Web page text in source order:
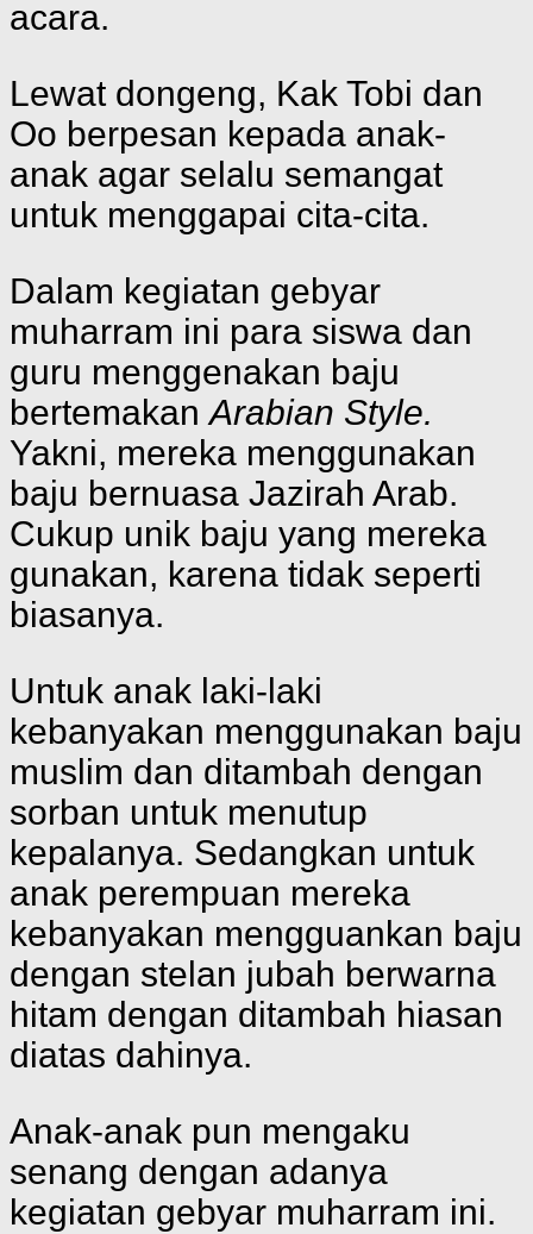
acara.
Lewat dongeng, Kak Tobi dan
Oo berpesan kepada anak-
anak agar selalu semangat
untuk menggapai cita-cita.
Dalam kegiatan gebyar
muharram ini para siswa dan
guru menggenakan baju
bertemakanArabian Style.
Yakni, mereka menggunakan
baju bernuasa Jazirah Arab.
Cukup unik baju yang mereka
gunakan, karena tidak seperti
biasanya.
Untuk anak laki-laki
kebanyakan menggunakan baju
muslim dan ditambah dengan
sorban untuk menutup
kepalanya. Sedangkan untuk
anak perempuan mereka
kebanyakan mengguankan baju
dengan stelan jubah berwarna
hitam dengan ditambah hiasan
diatas dahinya.
Anak-anak pun mengaku
senang dengan adanya
kegiatan gebyar muharram ini.